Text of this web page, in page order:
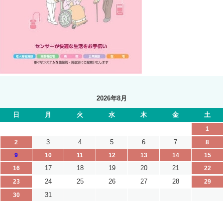
2026年8月
日 月 火 水 木 金 土
1
2
3 4 5 6 7
8
9
10 11 12 13 14
15
16
17 18 19 20 21
22
23
24 25 26 27 28
29
30
31